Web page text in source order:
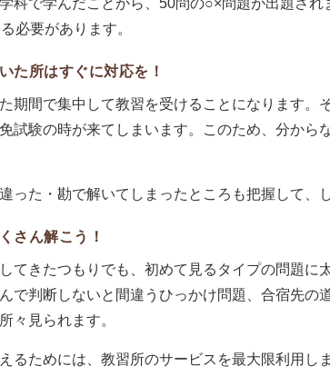
科で学んだことから、50問の○×問題が出題さ
必要があります。
た所はすぐに対応を！
期間で集中して教習を受けることになります。
試験の時が来てしまいます。このため、分から
った・勘で解いてしまったところも把握して、
さん解こう！
てきたつもりでも、初めて見るタイプの問題に
で判断しないと間違うひっかけ問題、合宿先の
々見られます。
るためには、教習所のサービスを最大限利用し